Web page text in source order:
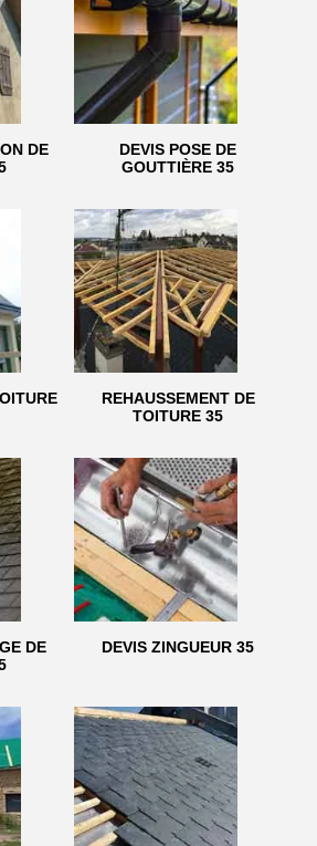
DE
DEVIS POSE DE
GOUTTIÈRE 35
REHAUSSEMENT DE
TOITURE 35
DE
DEVIS ZINGUEUR 35